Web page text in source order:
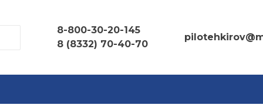
8-800-30-20-145
8 (8332) 70-40-70